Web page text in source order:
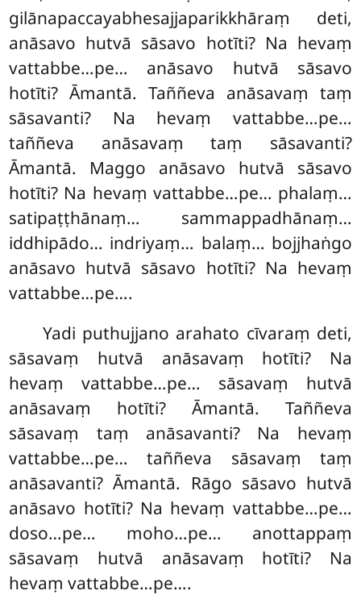
gilānapaccayabhesajjaparikkhāraṃ deti,
anāsavo hutvā sāsavo hotīti? Na hevaṃ
vattabbe…pe… anāsavo hutvā sāsavo
hotīti? Āmantā. Taññeva anāsavaṃ taṃ
sāsavanti? Na hevaṃ vattabbe…pe…
taññeva anāsavaṃ taṃ sāsavanti?
Āmantā. Maggo anāsavo hutvā sāsavo
hotīti? Na hevaṃ vattabbe…pe… phalaṃ…
satipaṭṭhānaṃ… sammappadhānaṃ…
iddhipādo… indriyaṃ… balaṃ… bojjhaṅgo
anāsavo hutvā sāsavo hotīti? Na hevaṃ
vattabbe…pe….
Yadi puthujjano arahato cīvaraṃ deti,
sāsavaṃ hutvā anāsavaṃ hotīti? Na
hevaṃ vattabbe…pe… sāsavaṃ hutvā
anāsavaṃ hotīti? Āmantā. Taññeva
sāsavaṃ taṃ anāsavanti? Na hevaṃ
vattabbe…pe… taññeva sāsavaṃ taṃ
anāsavanti? Āmantā. Rāgo sāsavo hutvā
anāsavo hotīti? Na hevaṃ vattabbe…pe…
doso…pe… moho…pe… anottappaṃ
sāsavaṃ hutvā anāsavaṃ hotīti? Na
hevaṃ vattabbe…pe….